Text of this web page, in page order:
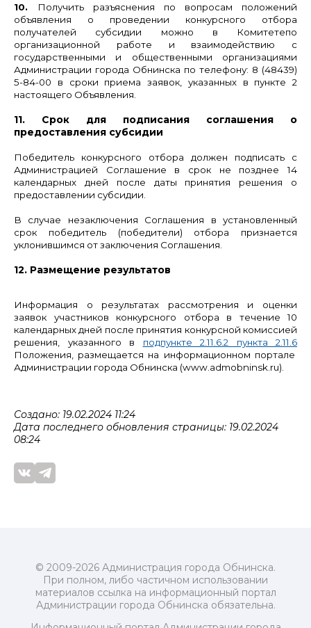
10.
Получить разъяснения по вопросам положений
объявления о проведении конкурсного отбора
получателей субсидии можно в Комитетепо
организационной работе и взаимодействию с
государственными и общественными организациями
Администрации города Обнинска по телефону: 8 (48439)
5-84-00 в сроки приема заявок, указанных в пункте 2
настоящего Объявления.
11. Срок для подписания соглашения о
предоставления субсидии
Победитель конкурсного отбора должен подписать с
Администрацией Соглашение в срок не позднее 14
календарных дней после даты принятия решения о
предоставлении субсидии.
В случае незаключения Соглашения в установленный
срок победитель (победители) отбора признается
уклонившимся от заключения Соглашения.
12. Размещение результатов
Информация о результатах рассмотрения и оценки
заявок участников конкурсного отбора в течение 10
календарных дней после принятия конкурсной комиссией
решения, указанного в подпункте 2.11.6.2 пункта 2.11.6
Положения, размещается на информационном портале
Администрации города Обнинска (www.admobninsk.ru).
Создано: 19.02.2024 11:24
Дата последнего обновления страницы: 19.02.2024
08:24
© 2009-2026 Администрация города Обнинска.
При полном, либо частичном использовании
материалов ссылка на информационный портал
Администрации города Обнинска обязательна.